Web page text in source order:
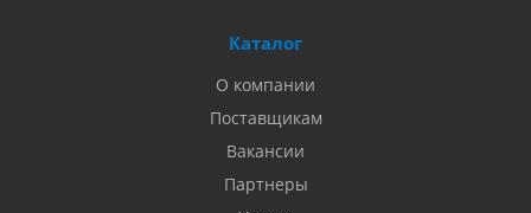
Каталог
О компании
Поставщикам
Вакансии
Партнеры